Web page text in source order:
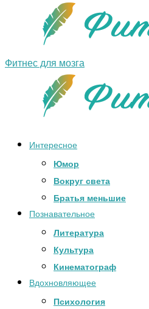
Фитнес для мозга
Интересное
Юмор
Вокруг света
Братья меньшие
Познавательное
Литература
Культура
Кинематограф
Вдохновляющее
Психология